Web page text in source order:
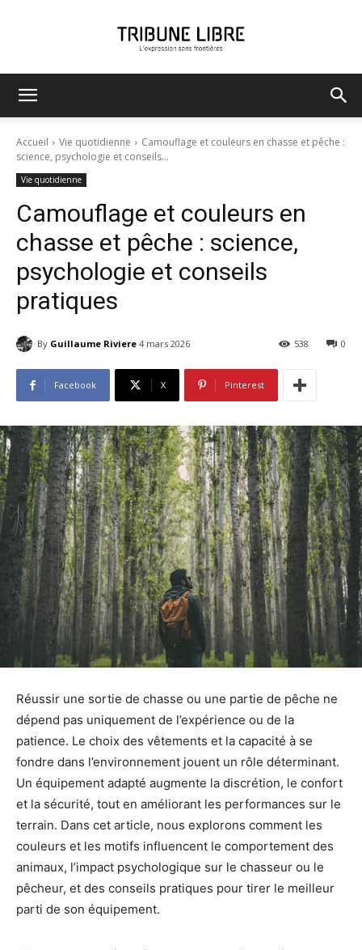
Accueil Vie quotidienne
Camouflage et couleurs en chasse et pêche :
science, psychologie et conseils...
Vie quotidienne
Camouflage et couleurs en
chasse et pêche : science,
psychologie et conseils
pratiques
By Guillaume Riviere 4 mars 2026 0
538
Facebook X Pinterest
Réussir une sortie de chasse ou une partie de pêche ne
dépend pas uniquement de l’expérience ou de la
patience. Le choix des vêtements et la capacité à se
fondre dans l’environnement jouent un rôle déterminant.
Un équipement adapté augmente la discrétion, le confort
et la sécurité, tout en améliorant les performances sur le
terrain. Dans cet article, nous explorons comment les
couleurs et les motifs influencent le comportement des
animaux, l’impact psychologique sur le chasseur ou le
pêcheur, et des conseils pratiques pour tirer le meilleur
parti de son équipement.